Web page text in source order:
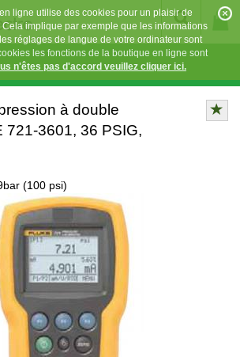
ligne utilise des cookies pour un plaisir de
implique par exemple que les informations
réglages de langue de votre ordinateur sont
les fonctions de la boutique en ligne sont
n'êtes pas d'accord veuillez cliquer ici.
à double
721-3601, 36 PSIG,
(100 psi)